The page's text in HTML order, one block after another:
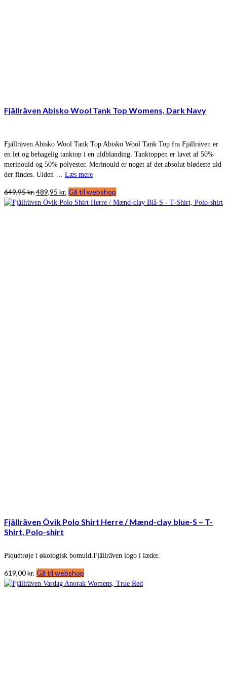
Fjällräven Abisko Wool Tank Top Womens, Dark Navy
Fjällräven Abisko Wool Tank Top Abisko Wool Tank Top fra Fjällräven er
en let og behagelig tanktop i en uldblanding. Tanktoppen er lavet af 50%
merinould og 50% polyester. Merinould er noget af det absolut blødeste uld
der findes. Ulden … Læs mere
649,95kr.Den
oprindelige
489,95 kr. Den
aktuelle
Gå til webshop
Fjällräven Övik Polo Shirt Herre / Mænd-clay blue-S – T-
Shirt, Polo-shirt
Piquétrøje i økologisk bomuld.Fjällräven logo i læder.
619,00kr. Gå til webshop